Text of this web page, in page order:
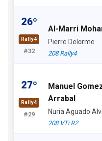
26º
Rally4
#32
Al-Marri
Pierre Delorme
208 Rally4
27º
Rally4
#29
Manuel
Arrabal
Nuria Aguado
208 VTi R2